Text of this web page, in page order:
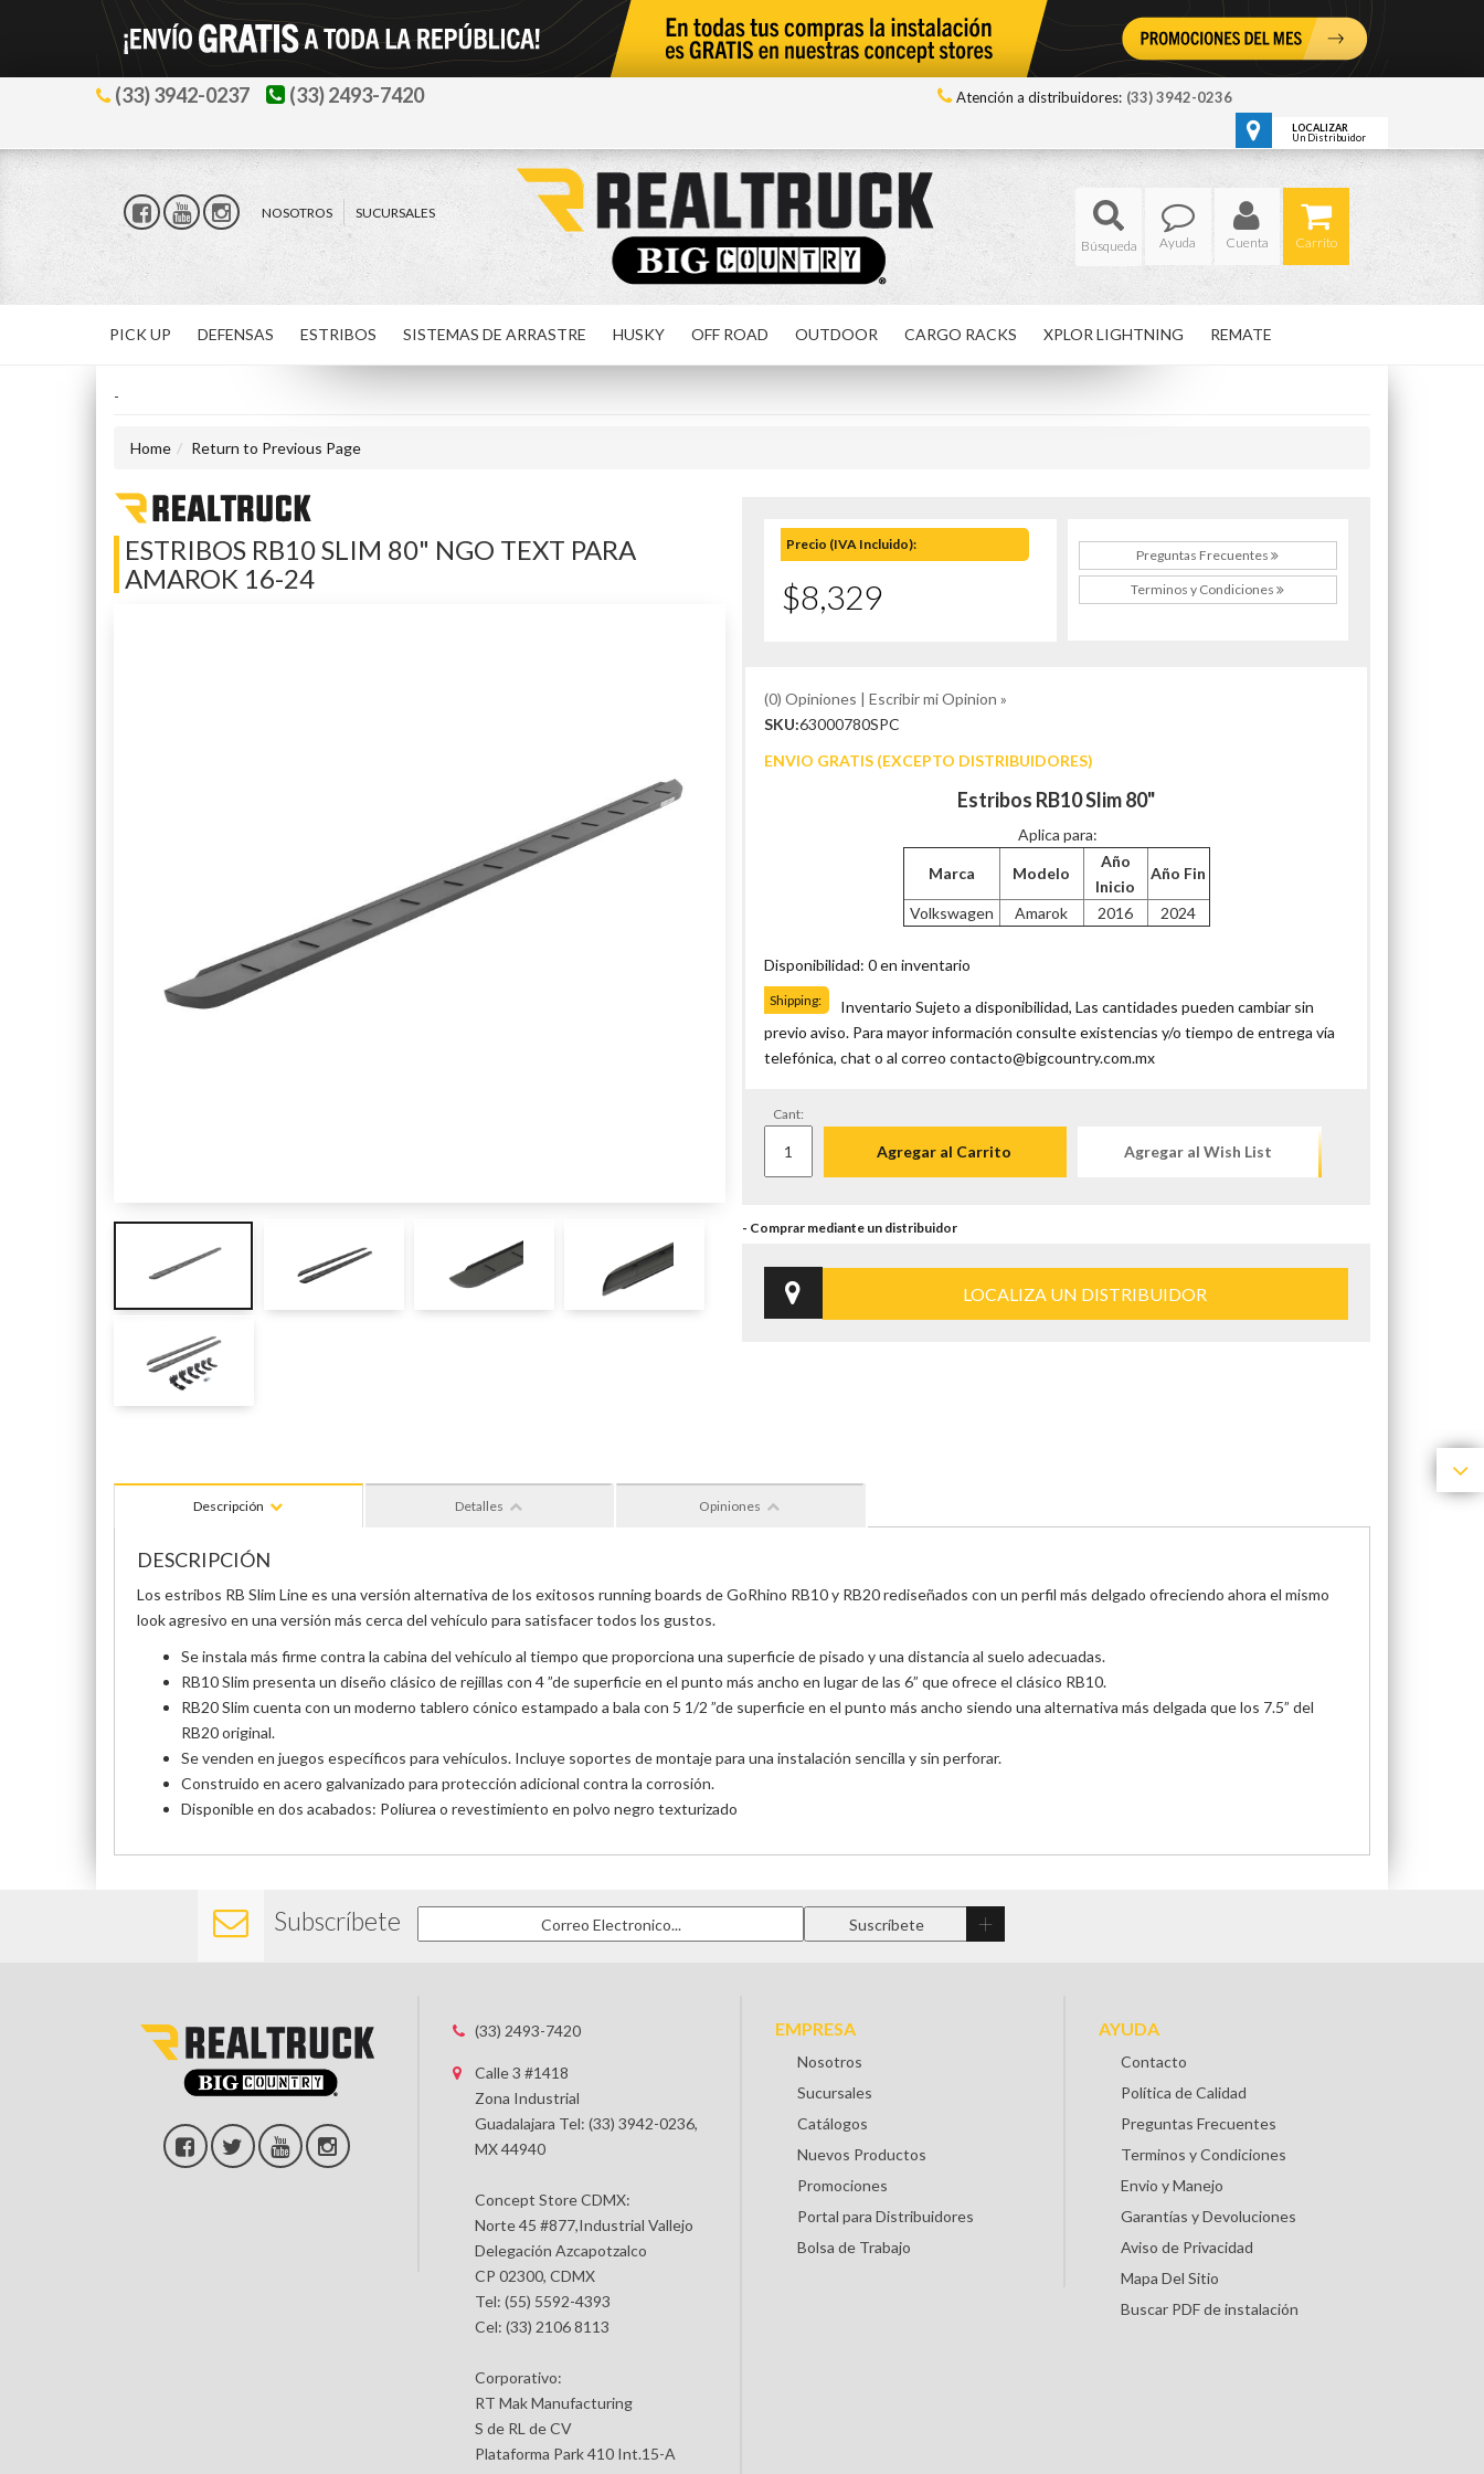
(33) 3942-0237 (33) 2493-7420 Atención a distribuidores: (33) 3942-0236
LOCALIZAR
Un Distribuidor
NOSOTROS
SUCURSALES
Ayuda
Cuenta Carrito
PICK UP DEFENSAS ESTRIBOS SISTEMAS DE ARRASTRE HUSKY OFF ROAD OUTDOOR CARGO RACKS XPLOR LIGHTNING REMATE
-
Home Return to Previous Page
ESTRIBOS RB10 SLIM 80" NGO TEXT PARA
AMAROK 16-24
Precio (IVA Incluido):
$8,329
Preguntas Frecuentes
Terminos y Condiciones
(0) Opiniones | Escribir mi Opinion »
SKU:63000780SPC
ENVIO GRATIS (EXCEPTO DISTRIBUIDORES)
Estribos RB10 Slim 80"
Aplica para:
Marca Modelo
Año
Inicio
Año Fin
Volkswagen Amarok 2016 2024
Disponibilidad: 0 en inventario
Shipping:
Inventario Sujeto a disponibilidad, Las cantidades pueden cambiar sin
previo aviso. Para mayor información consulte existencias y/o tiempo de entrega vía
telefónica, chat o al correo contacto@bigcountry.com.mx
Cant:
Agregar al Carrito Agregar al Wish List
LOCALIZA UN DISTRIBUIDOR
Descripción Detalles Opiniones
DESCRIPCIÓN
Los estribos RB Slim Line es una versión alternativa de los exitosos running boards de GoRhino RB10 y RB20 rediseñados con un perfil más delgado ofreciendo ahora el mismo
lookagresivo en una versión más cerca del vehículo para satisfacer todos los gustos.
Se instala más firme contra la cabina del vehículo al tiempo que proporciona una superficie de pisado y una distancia al suelo adecuadas.
RB10 Slim presenta un diseño clásico de rejillas con 4 ”de superficie en el punto más ancho en lugar de las 6” que ofrece el clásico RB10.
RB20 Slim cuenta con un moderno tablero cónico estampado a bala con 5 1/2 ”de superficie en el punto más ancho siendo una alternativa más delgada que los 7.5” del
RB20 original.
Se venden en juegos específicos para vehículos. Incluye soportes de montaje para una instalación sencilla y sin perforar.
Construido en acero galvanizado para protección adicional contra la corrosión.
Disponible en dos acabados: Poliurea o revestimiento en polvo negro texturizado
Subscríbete
(33) 2493-7420
Calle 3 #1418
Zona Industrial
Guadalajara Tel: (33) 3942-0236,
MX 44940
Concept Store CDMX:
Norte 45 #877,Industrial Vallejo
Delegación Azcapotzalco
CP 02300, CDMX
Tel: (55) 5592-4393
Cel: (33) 2106 8113
Corporativo:
RT Mak Manufacturing
S de RL de CV
Plataforma Park 410 Int.15-A
EMPRESA
Nosotros
Sucursales
Catálogos
Nuevos Productos
Promociones
Portal para Distribuidores
Bolsa de Trabajo
AYUDA
Contacto
Política de Calidad
Preguntas Frecuentes
Terminos y Condiciones
Envio y Manejo
Garantías y Devoluciones
Aviso de Privacidad
Mapa Del Sitio
Buscar PDF de instalación